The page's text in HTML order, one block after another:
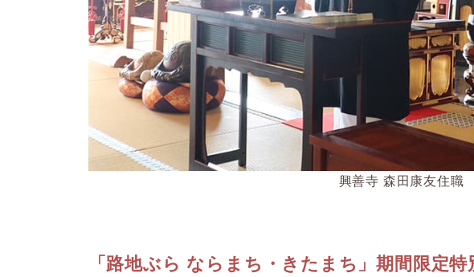
興善寺 森田康友住職
「路地ぶら ならまち・きたまち」期間限定